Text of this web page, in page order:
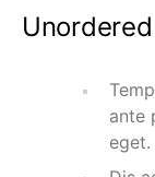
Unordered
ante
eget.